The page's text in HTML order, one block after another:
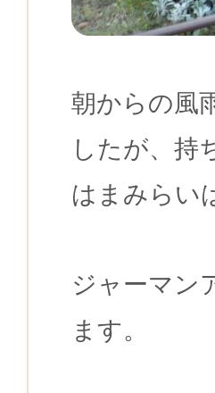
朝からの風
したが、持
はまみらい
ジャーマン
ます。